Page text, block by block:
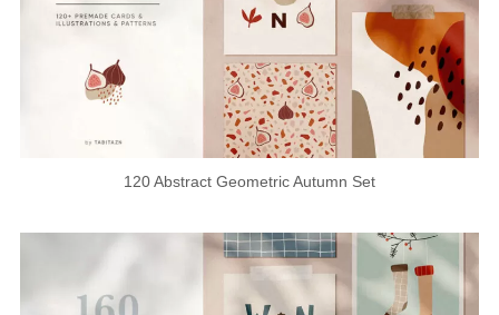
120 Abstract Geometric Autumn Set